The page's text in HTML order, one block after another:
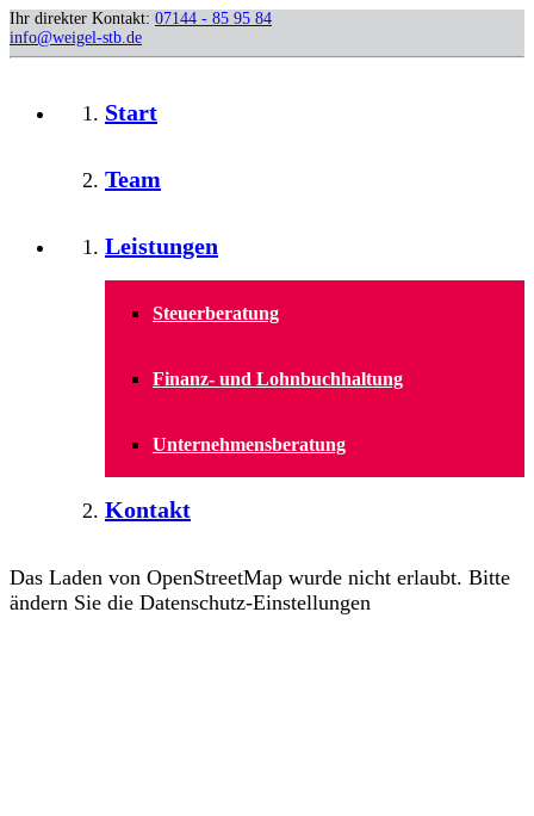
Ihr direkter Kontakt: 07144 - 85 95 84
info@weigel-stb.de
Start
Team
Leistungen
Steuerberatung
Finanz- und Lohnbuchhaltung
Unternehmensberatung
Kontakt
Das Laden von OpenStreetMap wurde nicht erlaubt. Bitte
ändern Sie die Datenschutz-Einstellungen